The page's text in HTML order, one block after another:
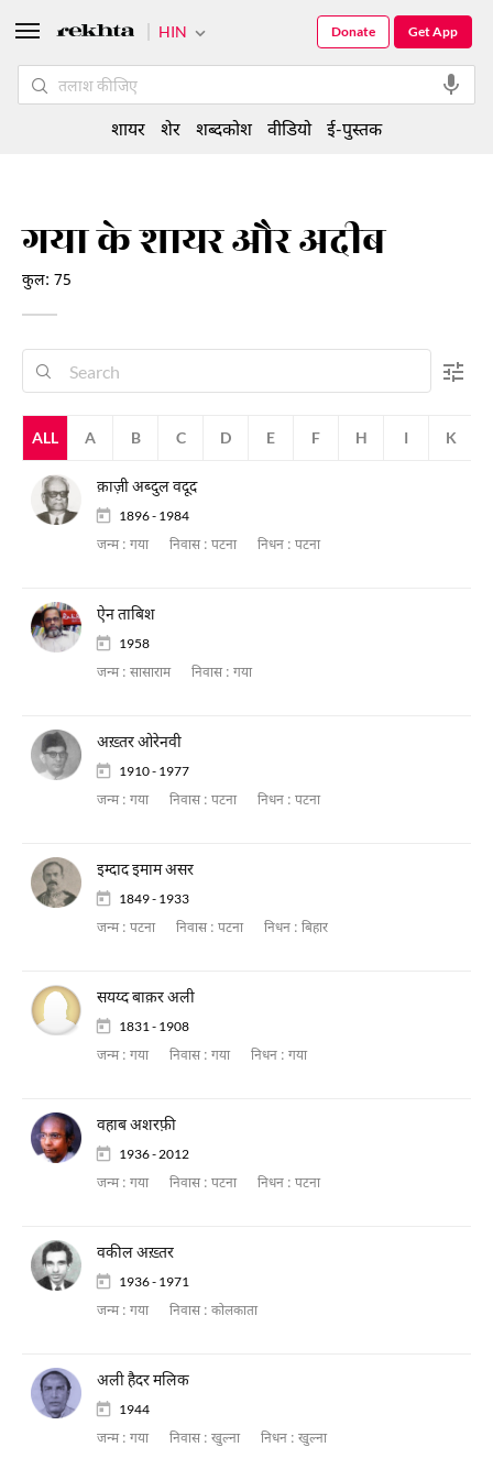
गया के शायर और अदीब
कुल: 75
ALL A B C D E F H I K
क़ाज़ी अब्दुल वदूद
1896 - 1984
जन्म : गया निवास : पटना निधन : पटना
ऐन ताबिश
1958
जन्म : सासाराम निवास : गया
अख़्तर ओरेनवी
1910 - 1977
जन्म : गया निवास : पटना निधन : पटना
इम्दाद इमाम असर
1849 - 1933
जन्म : पटना निवास : पटना निधन : बिहार
सयय्द बाक़र अली
1831 - 1908
जन्म : गया निवास : गया निधन : गया
वहाब अशरफ़ी
1936 - 2012
जन्म : गया निवास : पटना निधन : पटना
वकील अख़्तर
1936 - 1971
जन्म : गया निवास : कोलकाता
अली हैदर मलिक
1944
जन्म : गया निवास : खुल्ना निधन : खुल्ना
HIN Get App
Donate
शायर शेर शब्दकोश वीडियो ई-पुस्तक